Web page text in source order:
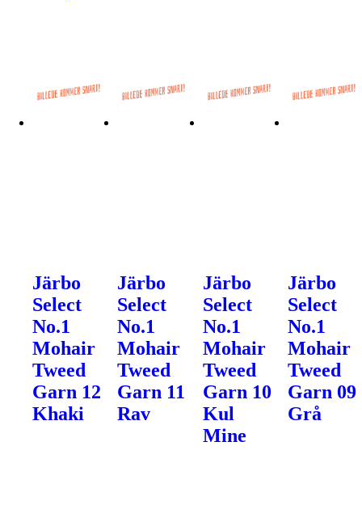
Järbo
Select
No.1
Mohair
Tweed
Garn 12
Khaki
Järbo
Select
No.1
Mohair
Tweed
Garn 11
Rav
Järbo
Select
No.1
Mohair
Tweed
Garn 10
Kul
Mine
Järbo
Select
No.1
Mohair
Tweed
Garn 09
Grå